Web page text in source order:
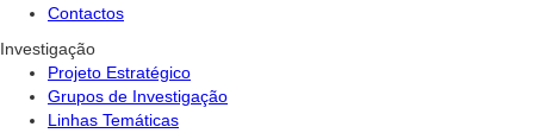
Contactos
Investigação
Projeto Estratégico
Grupos de Investigação
Linhas Temáticas